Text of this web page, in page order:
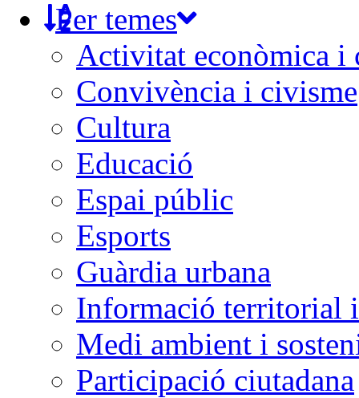
Per temes
Activitat econòmica i
Convivència i civisme
Cultura
Educació
Espai públic
Esports
Guàrdia urbana
Informació territorial
Medi ambient i
Participació ciutadana